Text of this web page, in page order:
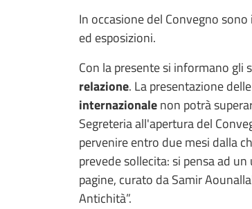
In occasione del Convegno
ed esposizioni.
Con la presente si informano gli
relazione. La presentazione delle
internazionalenon potrà
Segreteria all'apertura del
pervenire entro due mesi dalla
prevede sollecita: si pensa ad
pagine, curato da Samir
Antichità”.